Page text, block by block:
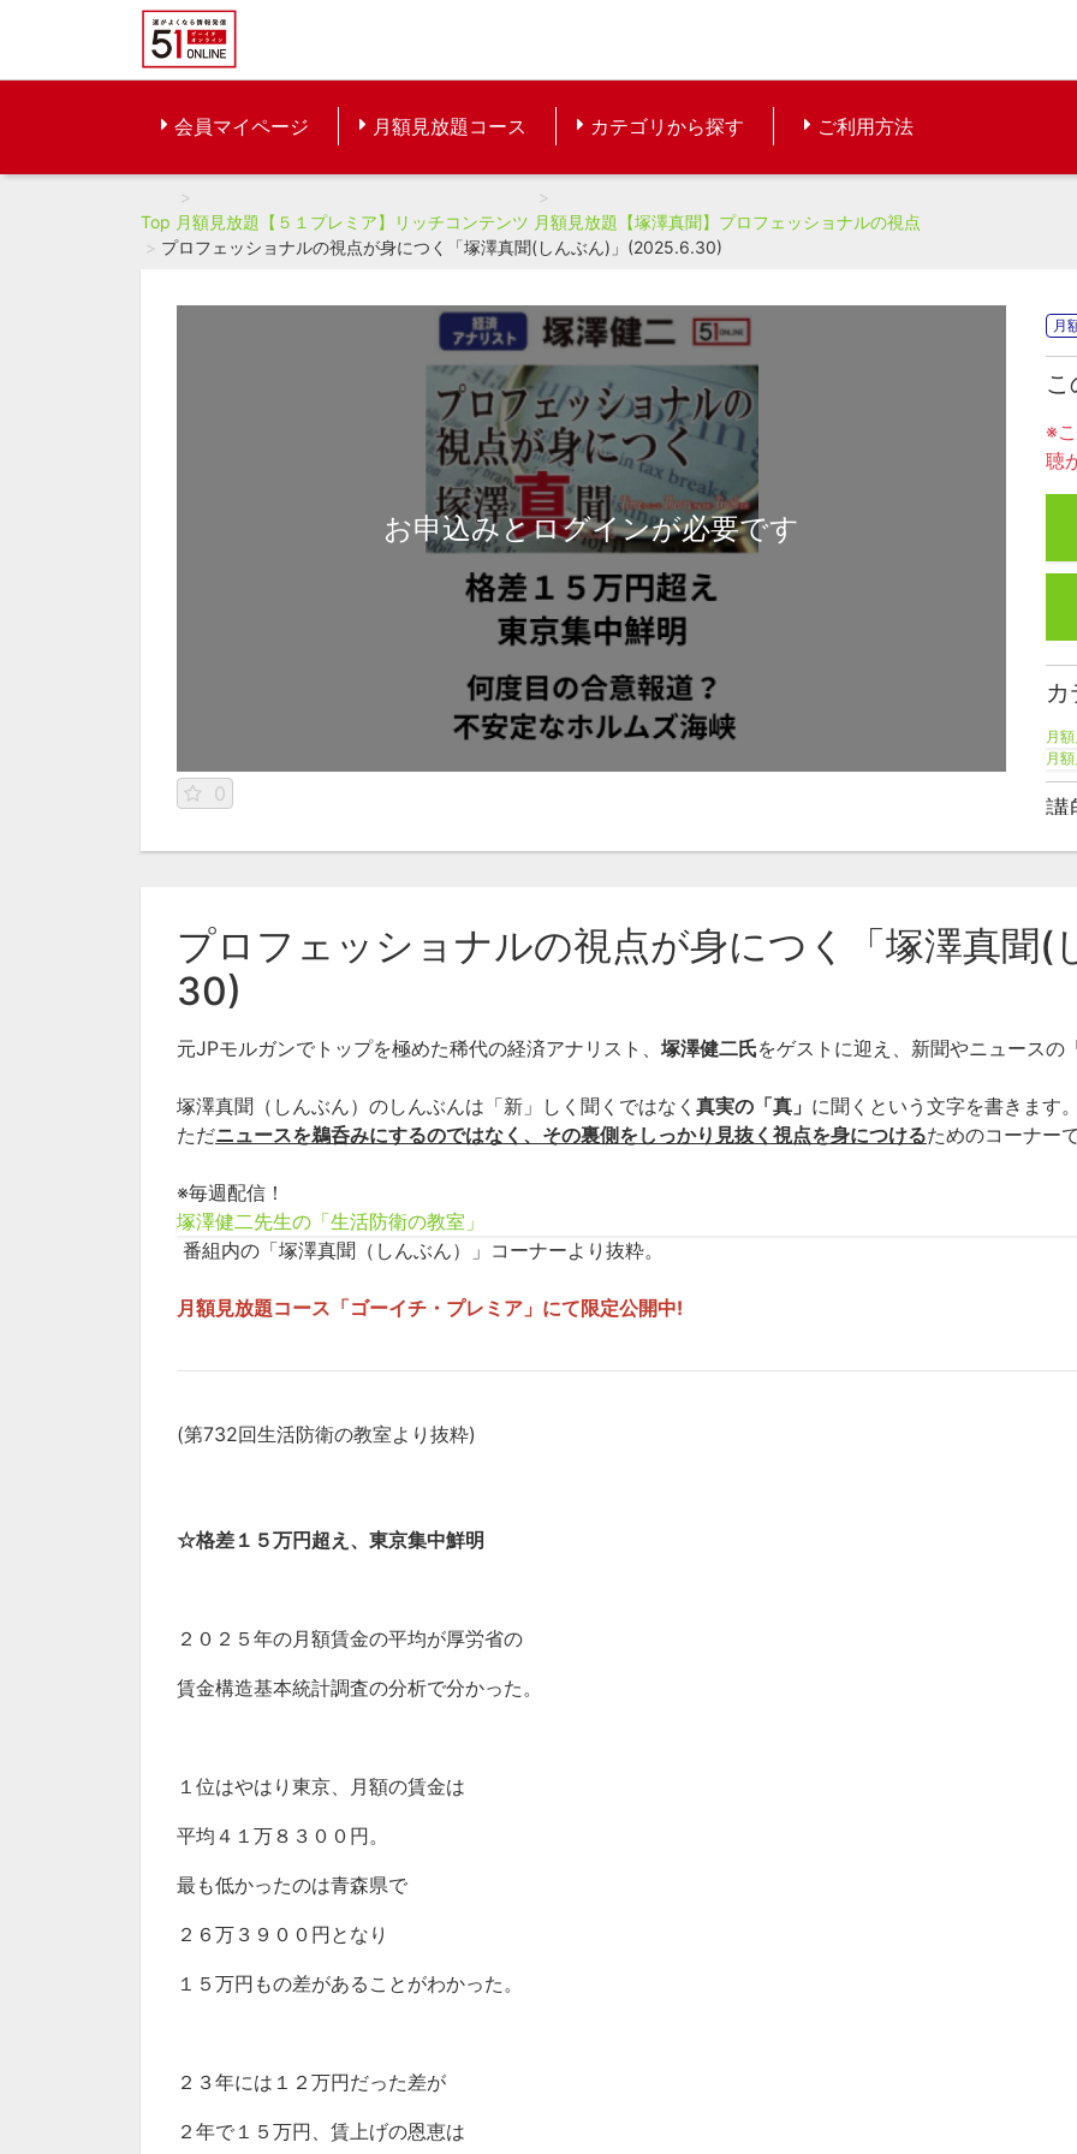
会員マイページ 月額見放題コース カテゴリから探す ご利用方法
Top 月額見放題【５１プレミア】リッチコンテンツ 月額見放題【塚澤真聞】プロフェッショナルの視点
プロフェッショナルの視点が身につく「塚澤真聞(しんぶん)」(2025.6.30)
お申込みとログインが必要です
0
月
こ
※
聴
カ
月
月
講
塚
プロフェッショナルの視点が身につく「塚澤真聞
30)
元JPモルガンでトップを極めた稀代の経済アナリスト、 塚澤健二氏をゲストに迎え、新聞やニュースの
塚澤真聞（しんぶん）のしんぶんは「新」しく聞くではなく 真実の「真」 に聞くという文字を書きます。
ただニュースを鵜呑みにするのではなく、その裏側をしっかり見抜く視点を身につけるためのコーナーで
※毎週配信！
塚澤健二先生の「生活防衛の教室」
番組内の「塚澤真聞（しんぶん）」コーナーより抜粋。
月額見放題コース「ゴーイチ・プレミア」にて限定公開中!
(第732回生活防衛の教室より抜粋)
☆格差１５万円超え、東京集中鮮明
２０２５年の月額賃金の平均が厚労省の
賃金構造基本統計調査の分析で分かった。
１位はやはり東京、月額の賃金は
平均４１万８３００円。
最も低かったのは青森県で
２６万３９００円となり
１５万円もの差があることがわかった。
２３年には１２万円だった差が
２年で１５万円、賃上げの恩恵は